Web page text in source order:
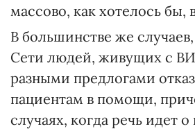
массово, как хотелось бы,
В большинстве же
Сети людей, живущих с
разными предлогами
пациентам в помощи,
случаях, когда речь идет о